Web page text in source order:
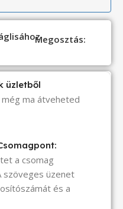
Megosztás:
üzletből
ma átveheted
a csomag
szöveges üzenet
és a